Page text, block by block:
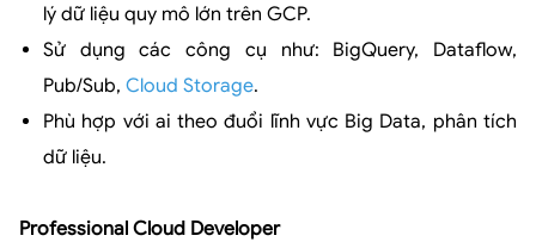
lý dữ liệu quy mô lớn trên GCP.
Sử dụng các công cụ như: BigQuery, Dataflow,
Pub/Sub, Cloud Storage.
Phù hợp với ai theo đuổi lĩnh vực Big Data, phân tích
dữ liệu.
Professional Cloud Developer